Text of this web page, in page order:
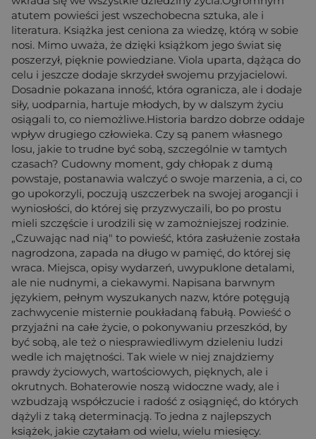
atutem powieści jest wszechobecna sztuka, ale i
literatura. Książka jest ceniona za wiedzę, którą w sobie
nosi. Mimo uważa, że dzięki książkom jego świat się
poszerzył, pięknie powiedziane. Viola uparta, dążąca do
celu i jeszcze dodaje skrzydeł swojemu przyjacielowi.
Dosadnie pokazana inność, która ogranicza, ale i dodaje
siły, uodparnia, hartuje młodych, by w dalszym życiu
osiągali to, co niemożliwe.Historia bardzo dobrze oddaje
wpływ drugiego człowieka. Czy są panem własnego
losu, jakie to trudne być sobą, szczególnie w tamtych
czasach? Cudowny moment, gdy chłopak z dumą
powstaje, postanawia walczyć o swoje marzenia, a ci, co
go upokorzyli, poczują uszczerbek na swojej arogancji i
wyniosłości, do której się przyzwyczaili, bo po prostu
mieli szczęście i urodzili się w zamożniejszej rodzinie.
„Czuwając nad nią" to powieść, która zasłużenie została
nagrodzona, zapada na długo w pamięć, do której się
wraca. Miejsca, opisy wydarzeń, uwypuklone detalami,
ale nie nudnymi, a ciekawymi. Napisana barwnym
językiem, pełnym wyszukanych nazw, które potęgują
zachwycenie misternie poukładaną fabułą. Powieść o
przyjaźni na całe życie, o pokonywaniu przeszkód, by
być sobą, ale też o niesprawiedliwym dzieleniu ludzi
wedle ich majętności. Tak wiele w niej znajdziemy
prawdy życiowych, wartościowych, pięknych, ale i
okrutnych. Bohaterowie noszą widoczne wady, ale i
wzbudzają współczucie i radość z osiągnięć, do których
dążyli z taką determinacją. To jedna z najlepszych
książek, jakie czytałam od wielu, wielu miesięcy.